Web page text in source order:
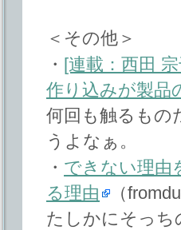
＜その他＞
・ [連載：西田
作り込みが製品
何回も触るもの
うよなぁ。
・ できない理由
る理由
（
たしかにそっち